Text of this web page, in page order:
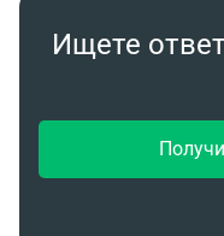
Ищете